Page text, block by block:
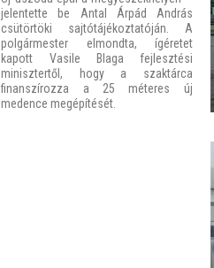
jelentette be Antal Árpád András
csütörtöki sajtótájékoztatóján. A
polgármester elmondta, ígéretet
kapott Vasile Blaga fejlesztési
minisztertől, hogy a szaktárca
finanszírozza a 25 méteres új
medence megépítését.